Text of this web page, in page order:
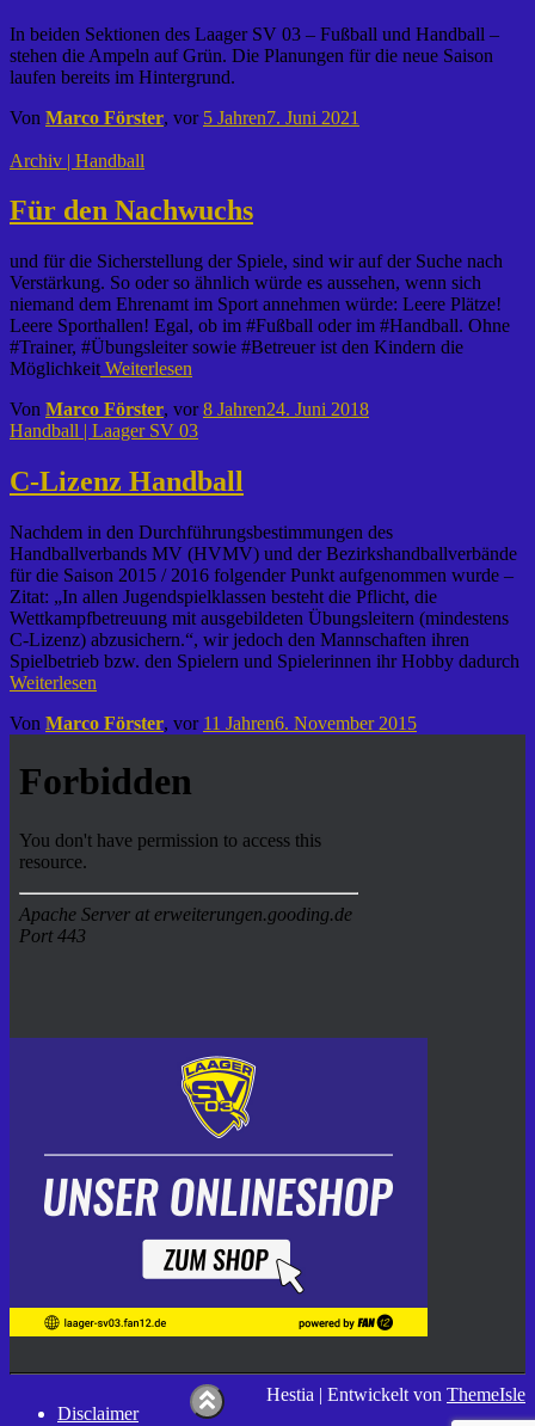
In beiden Sektionen des Laager SV 03 – Fußball und Handball –
stehen die Ampeln auf Grün. Die Planungen für die neue Saison
laufen bereits im Hintergrund.
Von Marco Förster, vor 5 Jahren7. Juni 2021
Archiv | Handball
Für den Nachwuchs
und für die Sicherstellung der Spiele, sind wir auf der Suche nach
Verstärkung. So oder so ähnlich würde es aussehen, wenn sich
niemand dem Ehrenamt im Sport annehmen würde: Leere Plätze!
Leere Sporthallen! Egal, ob im #Fußball oder im #Handball. Ohne
#Trainer, #Übungsleiter sowie #Betreuer ist den Kindern die
Möglichkeit Weiterlesen
Von Marco Förster, vor8 Jahren24. Juni 2018
Handball | Laager SV 03
C-Lizenz Handball
Nachdem in den Durchführungsbestimmungen des
Handballverbands MV (HVMV) und der Bezirkshandballverbände
für die Saison 2015 / 2016 folgender Punkt aufgenommen wurde –
Zitat: „In allen Jugendspielklassen besteht die Pflicht, die
Wettkampfbetreuung mit ausgebildeten Übungsleitern (mindestens
C-Lizenz) abzusichern.“, wir jedoch den Mannschaften ihren
Spielbetrieb bzw. den Spielern und Spielerinnen ihr Hobby dadurch
Weiterlesen
Von Marco Förster, vor 11 Jahren6. November 2015
Disclaimer
Hestia | Entwickelt von ThemeIsle